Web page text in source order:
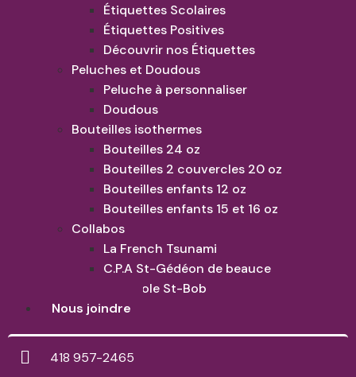
Étiquettes Scolaires
Étiquettes Positives
Découvrir nos Étiquettes
Peluches et Doudous
Peluche à personnaliser
Doudous
Bouteilles isothermes
Bouteilles 24 oz
Bouteilles 2 couvercles 20 oz
Bouteilles enfants 12 oz
Bouteilles enfants 15 et 16 oz
Collabos
La French Tsunami
C.P.A St-Gédéon de beauce
Cornhole St-Bob
Nous joindre
418 957-2465